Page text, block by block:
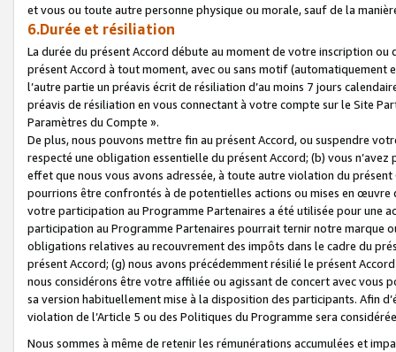
et vous ou toute autre personne physique ou morale, sauf de la
6.Durée et résiliation
La durée du présent Accord débute au moment de votre inscription
présent Accord à tout moment, avec ou sans motif (automatiquement
l’autre partie un préavis écrit de résiliation d’au moins 7 jours
préavis de résiliation en vous connectant à votre compte sur le Site
Paramètres du Compte ».
De plus, nous pouvons mettre fin au présent Accord, ou suspendre
respecté une obligation essentielle du présent Accord; (b) vous
effet que nous vous avons adressée, à toute autre violation du
pourrions être confrontés à de potentielles actions ou mises en
votre participation au Programme Partenaires a été utilisée pour une
participation au Programme Partenaires pourrait ternir notre marque
obligations relatives au recouvrement des impôts dans le cadre du
présent Accord; (g) nous avons précédemment résilié le présent
nous considérons être votre affiliée ou agissant de concert avec vous
sa version habituellement mise à la disposition des participants. Afin
violation de l’Article 5 ou des Politiques du Programme sera
Nous sommes à même de retenir les rémunérations accumulées et